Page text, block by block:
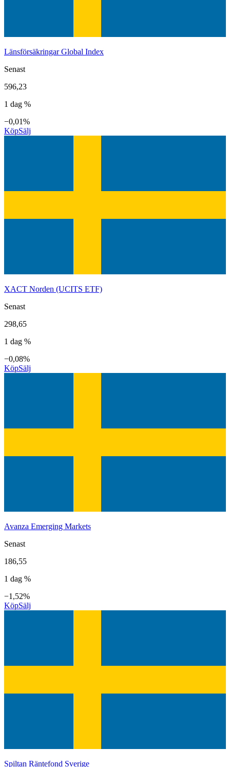
Länsförsäkringar Global Index
Senast
596,23
1 dag %
−0,01%
KöpSälj
XACT Norden (UCITS ETF)
Senast
298,65
1 dag %
−0,08%
KöpSälj
Avanza Emerging Markets
Senast
186,55
1 dag %
−1,52%
KöpSälj
Spiltan Räntefond Sverige